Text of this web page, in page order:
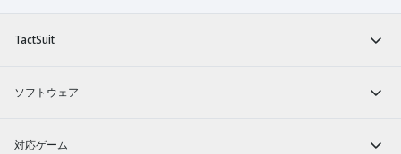
TactSuit
ソフトウェア
対応ゲーム